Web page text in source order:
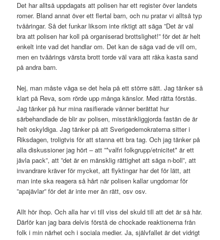
Det har alltså uppdagats att polisen har ett register över landets
romer. Bland annat över ett flertal barn, och nu pratar vi alltså typ
tvååringar. Så det funkar liksom inte riktigt att säga ”Det är väl
bra att polisen har koll på organiserad brottslighet!” för det är helt
enkelt inte vad det handlar om. Det kan de säga vad de vill om,
men en tvåårings värsta brott torde väl vara att råka kasta sand
på andra barn.
Nej, man måste våga se det hela på ett större sätt. Jag tänker så
klart på Reva, som rörde upp många känslor. Med rätta förstås.
Jag tänker på hur mina rasifierade vänner berättat hur
särbehandlade de blir av polisen, misstänkliggjorda fastän de är
helt oskyldiga. Jag tänker på att Sverigedemokraterna sitter i
Riksdagen, troligtvis för att stanna ett bra tag. Och jag tänker på
alla diskussioner jag hört – att ”*valfri folkgrupp/etnicitet* är ett
jävla pack”, att ”det är en mänsklig rättighet att säga n-boll”, att
invandrare kräver för mycket, att flyktingar har det för lätt, att
man inte ska reagera så hårt när polisen kallar ungdomar för
”apajävlar” för det är inte mer än rätt, osv osv.
Allt hör ihop. Och alla har vi till viss del skuld till att det är så här.
Därför kan jag bara delvis förstå de chockade reaktionerna från
folk i min närhet och i sociala medier. Ja, självfallet är det vidrigt